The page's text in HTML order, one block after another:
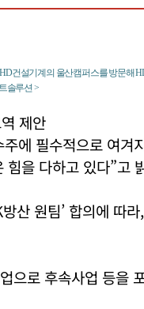
건설기계의 울산캠퍼스를 방문해
솔루션 >
제안
에 필수적으로 여겨
을 다하고 있다”고
산 원팀’ 합의에 따
으로 후속사업 등을